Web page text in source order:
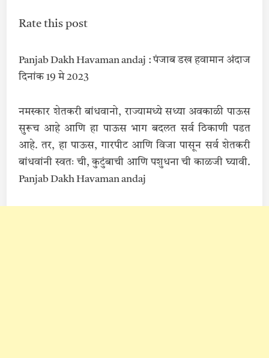
Rate this post
Panjab Dakh Havaman andaj : पंजाब डख हवामान अंदाज
दिनांक 19 मे 2023
नमस्कार शेतकरी बांधवानो, राज्यामध्ये सध्या अवकाळी पाऊस
सुरूच आहे आणि हा पाऊस भाग बदलत सर्व ठिकाणी पडत
आहे. तर, हा पाऊस, गारपीट आणि विजा पासून सर्व शेतकरी
बांधवांनी स्वतः ची, कुटुंबाची आणि पशुधना ची काळजी घ्यावी.
Panjab Dakh Havaman andaj